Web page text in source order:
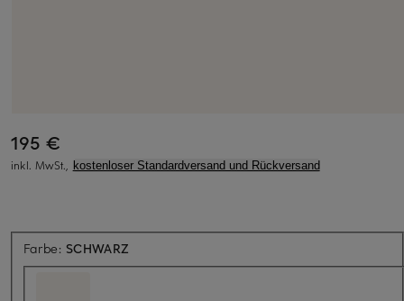
195 €
inkl. MwSt., kostenloser Standardversand und Rückversand
Farbe: SCHWARZ